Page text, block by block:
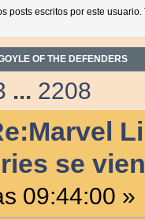
posts escritos por este
OF THE DEFENDERS
... 2208
se
09:44:00 »